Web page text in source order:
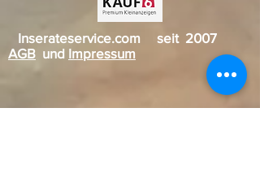
Inserateservice.com seit 2007
AGB und Impressum